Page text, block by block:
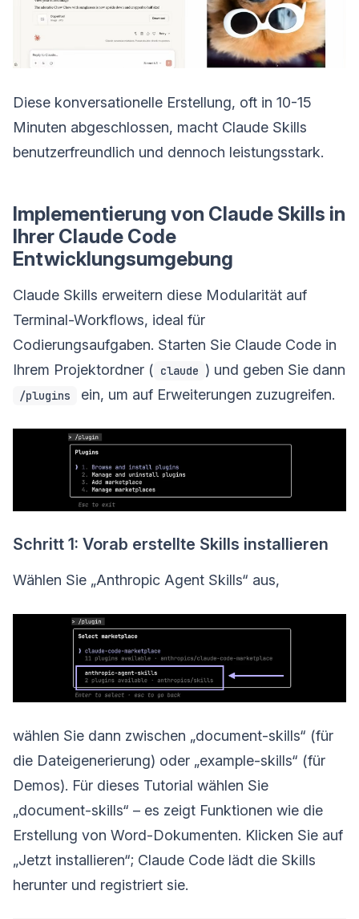
Diese konversationelle Erstellung, oft in 10-15
Minuten abgeschlossen, macht Claude Skills
benutzerfreundlich und dennoch leistungsstark.
Implementierung von Claude Skills in
Ihrer Claude Code
Entwicklungsumgebung
Claude Skills erweitern diese Modularität auf
Terminal-Workflows, ideal für
Codierungsaufgaben. Starten Sie Claude Code in
Ihrem Projektordner ( claude ) und geben Sie dann
/plugins ein, um auf Erweiterungen zuzugreifen.
Schritt 1: Vorab erstellte Skills installieren
Wählen Sie „Anthropic Agent Skills“ aus,
wählen Sie dann zwischen „document-skills“ (für
die Dateigenerierung) oder „example-skills“ (für
Demos). Für dieses Tutorial wählen Sie
„document-skills“ – es zeigt Funktionen wie die
Erstellung von Word-Dokumenten. Klicken Sie auf
„Jetzt installieren“; Claude Code lädt die Skills
herunter und registriert sie.